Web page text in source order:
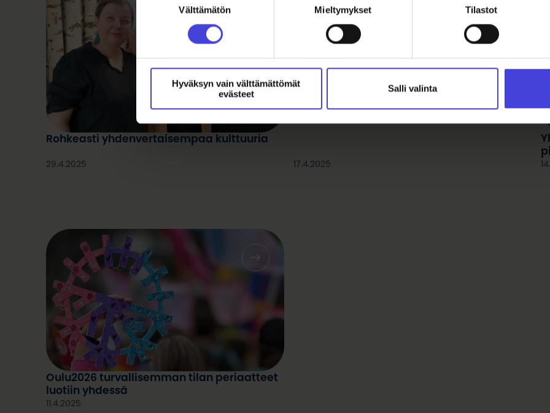
Välttämätön Mieltymykset Tilastot
Hyväksyn vain välttämättömät
evästeet
Salli valinta
Rohkeasti yhdenvertaisempaa kulttuuria
29.4.2025 17.4.2025
Oulu2026 turvallisemman tilan periaatteet
luotiin yhdessä
11.4.2025